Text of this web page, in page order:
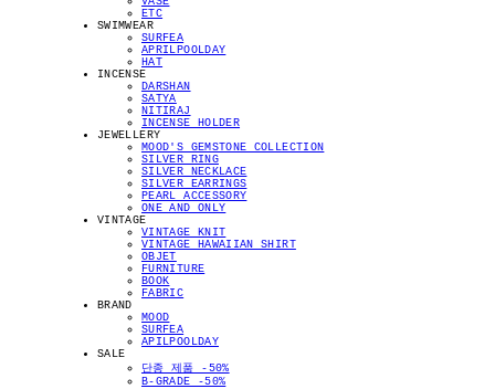
ETC
SWIMWEAR
SURFEA
APRILPOOLDAY
HAT
INCENSE
DARSHAN
SATYA
NITIRAJ
INCENSE HOLDER
JEWELLERY
MOOD'S GEMSTONE COLLECTION
SILVER RING
SILVER NECKLACE
SILVER EARRINGS
PEARL ACCESSORY
ONE AND ONLY
VINTAGE
VINTAGE KNIT
VINTAGE HAWAIIAN SHIRT
OBJET
FURNITURE
BOOK
FABRIC
BRAND
MOOD
SURFEA
APILPOOLDAY
SALE
단종 제품 -50%
B-GRADE -50%